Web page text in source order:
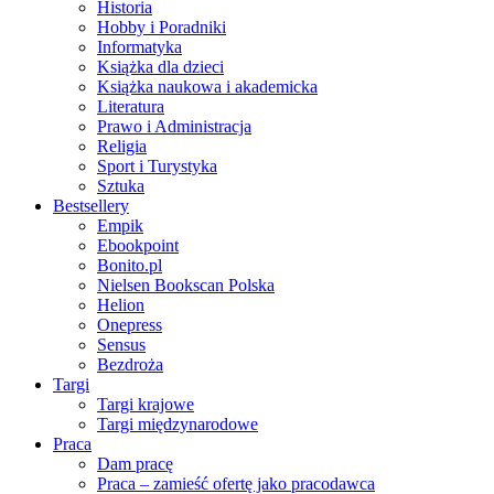
Historia
Hobby i Poradniki
Informatyka
Książka dla dzieci
Książka naukowa i akademicka
Literatura
Prawo i Administracja
Religia
Sport i Turystyka
Sztuka
Bestsellery
Empik
Ebookpoint
Bonito.pl
Nielsen Bookscan Polska
Helion
Onepress
Sensus
Bezdroża
Targi
Targi krajowe
Targi międzynarodowe
Praca
Dam pracę
Praca – zamieść ofertę jako pracodawca